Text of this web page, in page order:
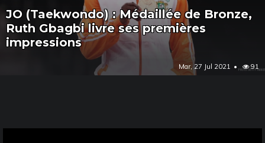
JO (Taekwondo) : Médaillée de Bronze,
Ruth Gbagbi livre ses premières
impressions
Mar, 27 Jul 2021 91